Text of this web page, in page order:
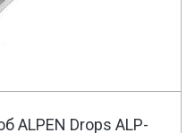
ALPEN Drops ALP-